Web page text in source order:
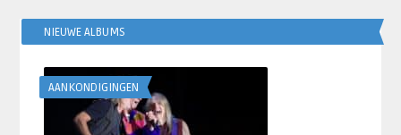
NIEUWE ALBUMS
AANKONDIGINGEN